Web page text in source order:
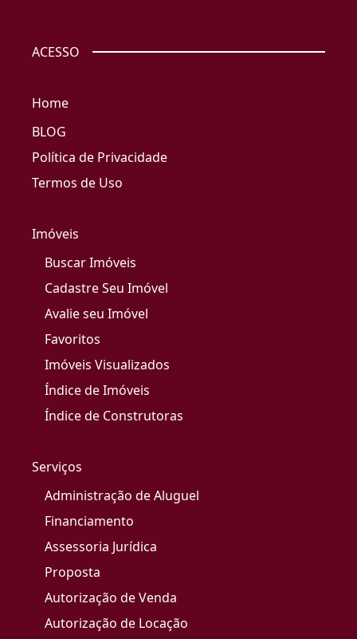
ACESSO
Home
BLOG
Política de Privacidade
Termos de Uso
Imóveis
Buscar Imóveis
Cadastre Seu Imóvel
Avalie seu Imóvel
Favoritos
Imóveis Visualizados
Índice de Imóveis
Índice de Construtoras
Serviços
Administração de Aluguel
Financiamento
Assessoria Jurídica
Proposta
Autorização de Venda
Autorização de Locação